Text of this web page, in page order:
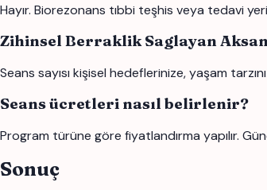
Hayır. Biorezonans tıbbi teşhis veya tedavi
Zihinsel Berraklik Saglayan
Seans sayısı kişisel hedeflerinize, yaşam
Seans ücretleri nasıl belirlenir?
Program türüne göre fiyatlandırma yapılır.
Sonuç